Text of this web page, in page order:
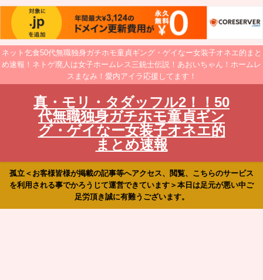
ネット乞食50代無職独身ガチホモ童貞ギング・ゲイなー女装子オネエ的まと
め速報！ネトゲ廃人は女子ホームレス三銃士伝説！あおいちゃん！ホームレ
スまなみ！愛内アイラ応援してます！
真・モリ・タダッフル2！！50
代無職独身ガチホモ童貞ギン
グ・ゲイなー女装子オネエ的
まとめ速報
孤立＜お客様皆様が掲載の記事等へアクセス、閲覧、こちらのサービス
を利用される事でかろうじて運営できています＞本日は足元が悪い中ご
足労頂き誠に有難うございます。